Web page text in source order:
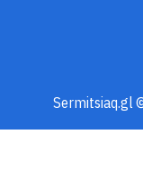
Sermitsiaq.gl